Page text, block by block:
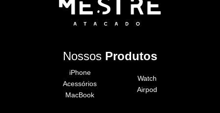
Nossos Produtos
iPhone
Acessórios
MacBook
Watch
Airpod